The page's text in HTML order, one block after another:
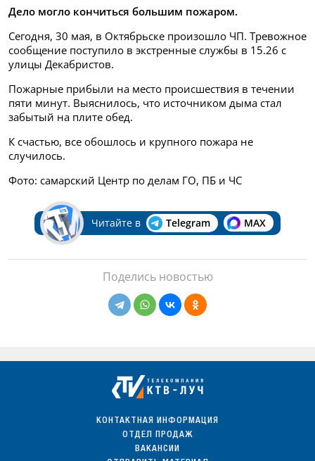
Дело могло кончиться большим пожаром.
Сегодня, 30 мая, в Октябрьске произошло ЧП. Тревожное
сообщение поступило в экстренные службы в 15.26 с
улицы Декабристов.
Пожарные прибыли на место происшествия в течении
пяти минут. Выяснилось, что источником дыма стал
забытый на плите обед.
К счастью, все обошлось и крупного пожара не
случилось.
Фото: самарский Центр по делам ГО, ПБ и ЧС
Читайте в Telegram MAX
Поделись новостью
КОНТАКТНАЯ ИНФОРМАЦИЯ
ОТДЕЛ ПРОДАЖ
ВАКАНСИИ